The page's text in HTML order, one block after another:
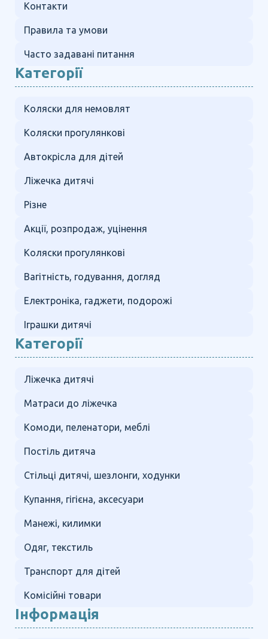
Контакти
Правила та умови
Часто задавані питання
Категорії
Коляски для немовлят
Коляски прогулянкові
Автокрісла для дітей
Ліжечка дитячі
Різне
Акції, розпродаж, уцінення
Коляски прогулянкові
Вагітність, годування, догляд
Електроніка, гаджети, подорожі
Іграшки дитячі
Категорії
Ліжечка дитячі
Матраси до ліжечка
Комоди, пеленатори, меблі
Постіль дитяча
Стільці дитячі, шезлонги, ходунки
Купання, гігієна, аксесуари
Манежі, килимки
Одяг, текстиль
Транспорт для дітей
Комісійні товари
Інформація